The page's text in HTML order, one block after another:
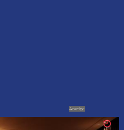
Anzeige